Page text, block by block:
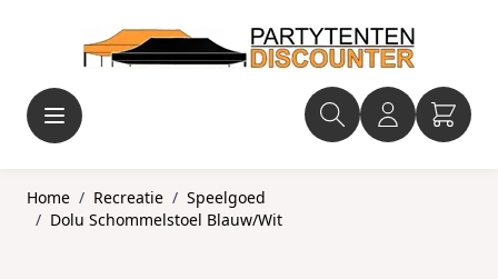
Home / Recreatie / Speelgoed
/ Dolu Schommelstoel Blauw/Wit